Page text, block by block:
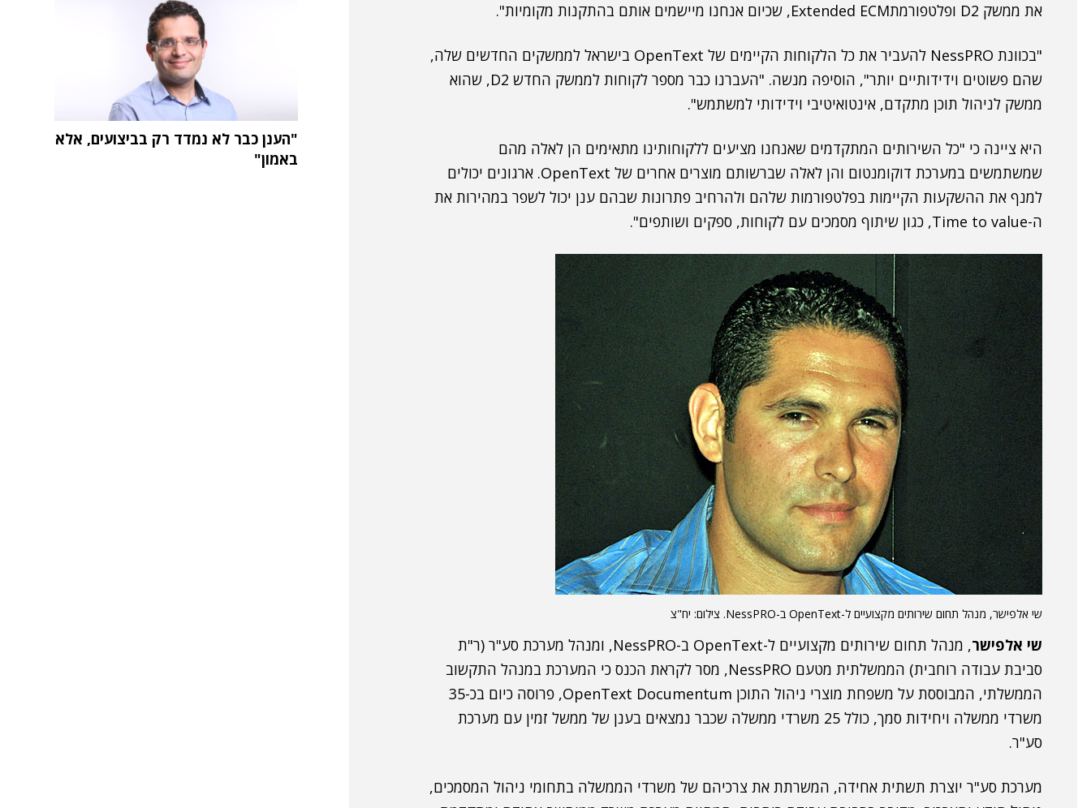
את ממשק D2 ופלטפורמתExtended ECM, שכיום אנחנו מיישמים אותם בהתקנות מקומיות".
"בכוונת NessPRO להעביר את כל הלקוחות הקיימים של OpenText בישראל לממשקים החדשים שלה,
שהם פשוטים וידידותיים יותר", הוסיפה מנשה. "העברנו כבר מספר לקוחות לממשק החדש D2, שהוא
ממשק לניהול תוכן מתקדם, אינטואיטיבי וידידותי למשתמש".
היא ציינה כי "כל השירותים המתקדמים שאנחנו מציעים ללקוחותינו מתאימים הן לאלה מהם
שמשתמשים במערכת דוקומנטום והן לאלה שברשותם מוצרים אחרים של OpenText. ארגונים יכולים
למנף את ההשקעות הקיימות בפלטפורמות שלהם ולהרחיב פתרונות שבהם ענן יכול לשפר במהירות את
ה-Time to value, כגון שיתוף מסמכים עם לקוחות, ספקים ושותפים".
שי אלפישר, מנהל תחום שירותים מקצועיים ל-OpenText ב-NessPRO. צילום: יח"צ
שי אלפישר
, מנהל תחום שירותים מקצועיים ל-OpenText ב-NessPRO, ומנהל מערכת סע"ר (ר"ת
סביבת עבודה רוחבית) הממשלתית מטעם NessPRO, מסר לקראת הכנס כי המערכת במנהל התקשוב
הממשלתי, המבוססת על משפחת מוצרי ניהול התוכן OpenText Documentum, פרוסה כיום בכ-35
משרדי ממשלה ויחידות סמך, כולל 25 משרדי ממשלה שכבר נמצאים בענן של ממשל זמין עם מערכת
סע"ר.
מערכת סע"ר יוצרת תשתית אחידה, המשרתת את צרכיהם של משרדי הממשלה בתחומי ניהול המסמכים,
"הענן כבר לא נמדד רק בביצועים, אלא
באמון"